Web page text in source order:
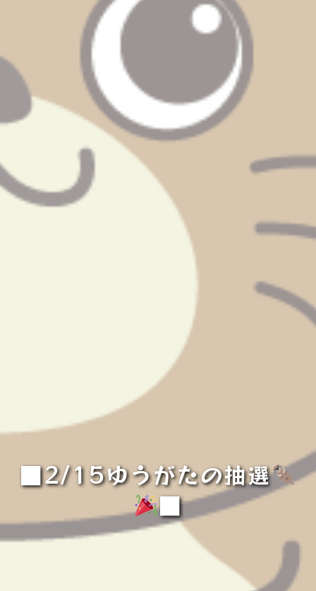
■2/15ゆうがたの抽選
■